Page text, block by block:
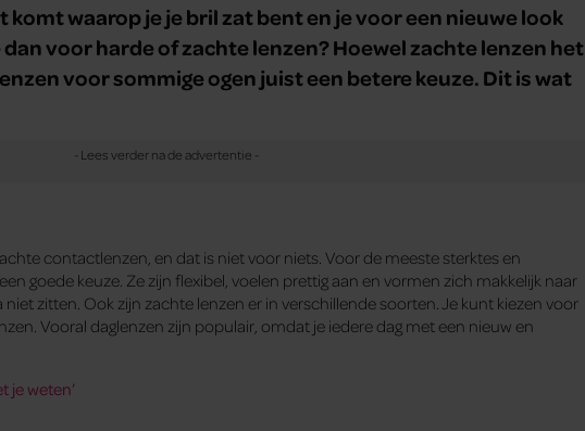
komt waarop je je bril zat bent en je voor een nieuwe look
dan voor harde of zachte lenzen? Hoewel zachte lenzen het
voor sommige ogen juist een betere keuze. Dit is wat
contactlenzen, en dat is niet voor niets. Voor de meeste sterktes en
goede keuze. Ze zijn flexibel, voelen prettig aan en vormen zich makkelijk naar
niet zitten. Ook zijn zachte lenzen er in verschillende soorten. Je kunt kiezen voor
Vooral daglenzen zijn populair, omdat je iedere dag met een nieuw en
je weten’